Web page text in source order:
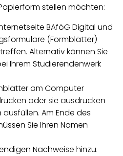
stellen möchten:
BAföG Digital und
(Formblätter)
Alternativ können Sie
Ihrem Studierendenwerk
am Computer
oder sie ausdrucken
Am Ende des
Sie Ihren Namen
Nachweise hinzu.